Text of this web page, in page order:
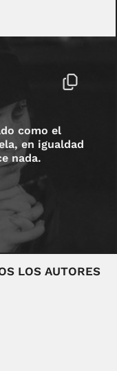
como el
en igualdad
nada.
LOS AUTORES